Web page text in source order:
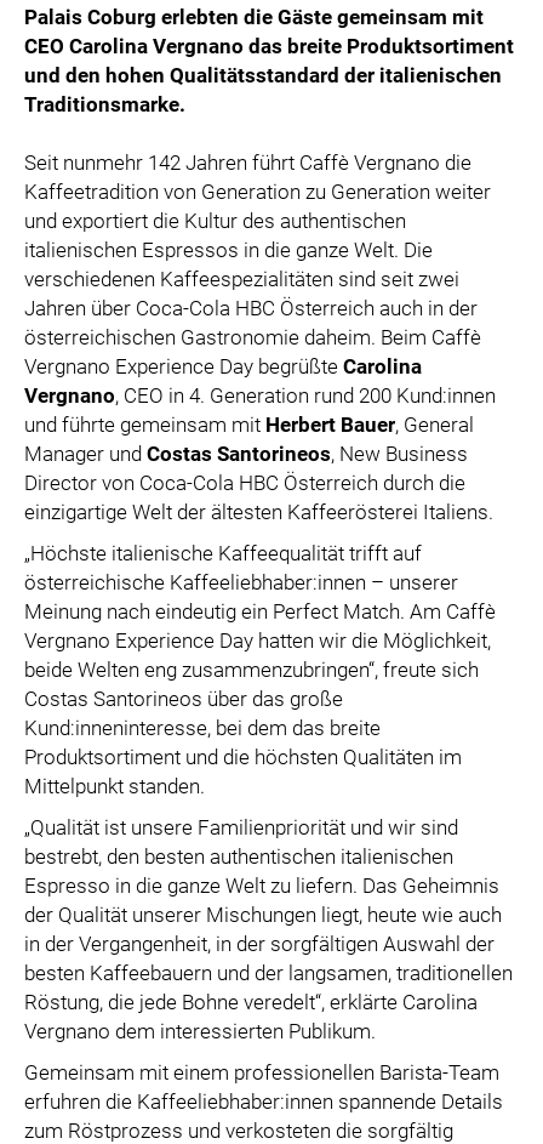
EWP RECYCLING PFAND ÖSTERREICH
ANNEMARIE CHARITY
IMPERIAL MARKETS
SPECIAL OLYMPICS ÖSTERREICH
MEDIA
LOGOS
COCA COLA
PRESSEKONTAKT
Palais Coburg erlebten die Gäste gemeinsam mit
CEO Carolina Vergnano das breite Produktsortiment
und den hohen Qualitätsstandard der italienischen
Traditionsmarke.
Seit nunmehr 142 Jahren führt Caffè Vergnano die
Kaffeetradition von Generation zu Generation weiter
und exportiert die Kultur des authentischen
italienischen Espressos in die ganze Welt. Die
verschiedenen Kaffeespezialitäten sind seit zwei
Jahren über Coca-Cola HBC Österreich auch in der
österreichischen Gastronomie daheim. Beim Caffè
Vergnano Experience Day begrüßte Carolina
Vergnano, CEO in 4. Generation rund 200 Kund:innen
und führte gemeinsam mit Herbert Bauer, General
Manager und Costas Santorineos, New Business
Director von Coca-Cola HBC Österreich durch die
einzigartige Welt der ältesten Kaffeerösterei Italiens.
„Höchste italienische Kaffeequalität trifft auf
österreichische Kaffeeliebhaber:innen – unserer
Meinung nach eindeutig ein Perfect Match. Am Caffè
Vergnano Experience Day hatten wir die Möglichkeit,
beide Welten eng zusammenzubringen“, freute sich
Costas Santorineos über das große
Kund:inneninteresse, bei dem das breite
Produktsortiment und die höchsten Qualitäten im
Mittelpunkt standen.
„Qualität ist unsere Familienpriorität und wir sind
bestrebt, den besten authentischen italienischen
Espresso in die ganze Welt zu liefern. Das Geheimnis
der Qualität unserer Mischungen liegt, heute wie auch
in der Vergangenheit, in der sorgfältigen Auswahl der
besten Kaffeebauern und der langsamen, traditionellen
Röstung, die jede Bohne veredelt“, erklärte Carolina
Vergnano dem interessierten Publikum.
Gemeinsam mit einem professionellen Barista-Team
erfuhren die Kaffeeliebhaber:innen spannende Details
zum Röstprozess und verkosteten die sorgfältig